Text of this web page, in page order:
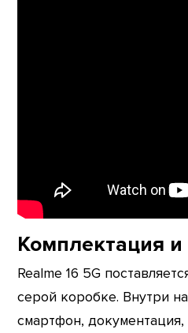
Комплектация
Realme 16 5G
серой коробке. Внутри
смартфон,